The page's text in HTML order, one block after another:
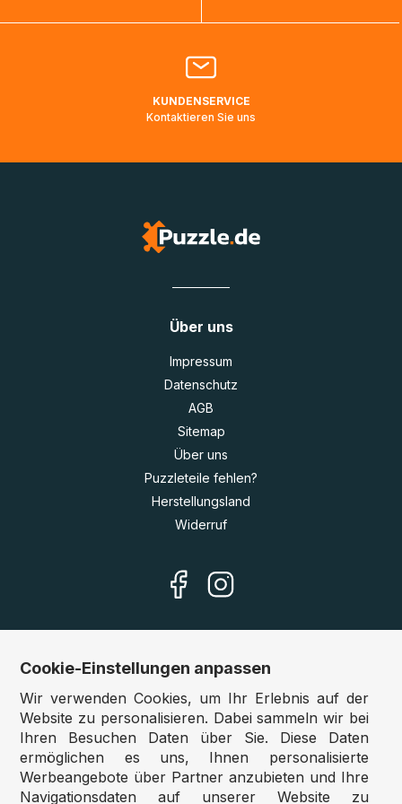
Bitte kontaktieren Sie denKundenservicefalls Ihr Paket
Lieferadressen in Deutschland oder Europa mehrere Tage
KUNDENSERVICE
Kontaktieren Sie uns
Über uns
Impressum
Datenschutz
AGB
Sitemap
Über uns
Puzzleteile fehlen?
Herstellungsland
Widerruf
Unsere Shops
Deutschland:www.puzzle.de
Österreich:
www.puzzle.at
Belgien:www.puzzle.be
Großbritannien:www.jigsawpuzzle.co.uk
Cookie-Einstellungen anpassen
Wir verwenden Cookies, um Ihr Erlebnis auf der
Website zu personalisieren. Dabei sammeln wir bei
Ihren Besuchen Daten über Sie. Diese Daten
ermöglichen es uns, Ihnen personalisierte
Werbeangebote über Partner anzubieten und Ihre
Navigationsdaten auf unserer Website zu